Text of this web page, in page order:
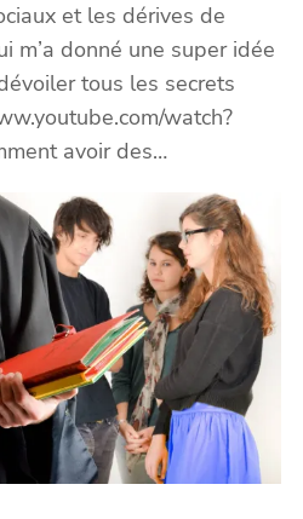
et les dérives de
m’a donné une super idée
tous les secrets
watch?
avoir des…